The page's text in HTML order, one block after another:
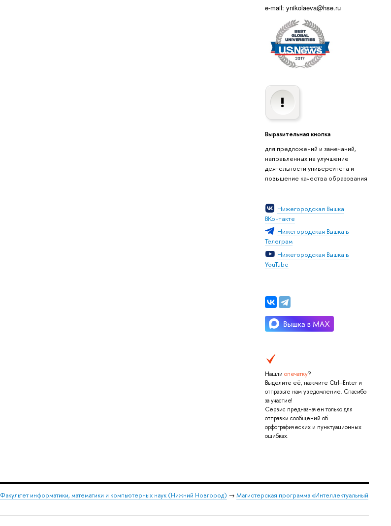
e-mail: ynikolaeva@hse.ru
Выразительная кнопка
для предложений и замечаний,
направленных на улучшение
деятельности университета и
повышение качества образования
Нижегородская Вышка
ВКонтакте
Нижегородская Вышка в
Телеграм
Нижегородская Вышка в
YouTube
Нашли опечатку?
Выделите её, нажмите Ctrl+Enter и
отправьте нам уведомление. Спасибо
за участие!
Сервис предназначен только для
отправки сообщений об
орфографических и пунктуационных
ошибках.
Факультет информатики, математики и компьютерных наук (Нижний Новгород) → Магистерская программа «Интеллектуальный